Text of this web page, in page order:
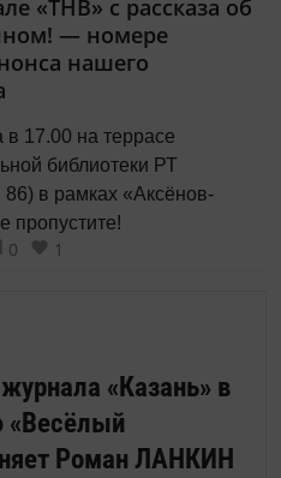
«Казань» в
«Весёлый
Роман ЛАНКИН
«ТНВ» с рассказа об
— номере
нашего
в 17.00 на террасе
библиотеки РТ
в рамках «Аксёнов-
пропустите!
0 1